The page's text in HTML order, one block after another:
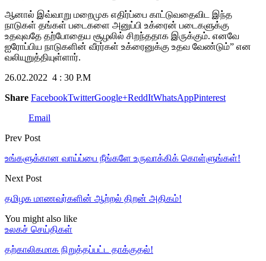
ஆனால் இவ்வாறு மறைமுக எதிர்ப்பை காட்டுவதைவிட இந்த
நாடுகள் தங்கள் படைகளை அனுப்பி உக்ரைன் படைகளுக்கு
உதவுவதே தற்போதைய சூழலில் சிறந்ததாக இருக்கும். எனவே
ஐரோப்பிய நாடுகளின் வீரர்கள் உக்ரைனுக்கு உதவ வேண்டும்” என
வலியுறுத்தியுள்ளார்.
26.02.2022 4 : 30 P.M
Share FacebookTwitterGoogle+ReddItWhatsAppPinterest
Email
Prev Post
உங்களுக்கான வாய்ப்பை நீங்களே உருவாக்கிக் கொள்ளுங்கள்!
Next Post
தமிழக மாணவர்களின் ஆற்றல் திறன் அதிகம்!
You might also like
உலகச் செய்திகள்
தற்காலிகமாக நிறுத்தப்பட்ட தாக்குதல்!